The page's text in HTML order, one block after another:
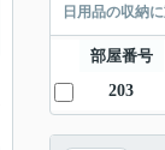
日用品の収納
部屋番号
203